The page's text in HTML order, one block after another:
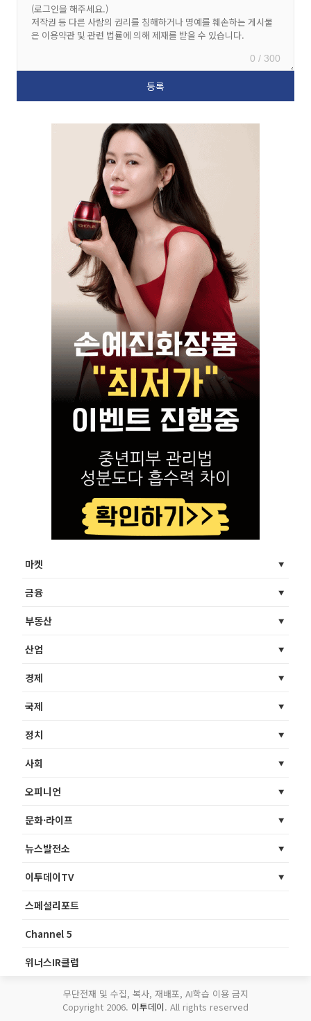
0 / 300
마켓
금융
부동산
산업
경제
국제
정치
사회
오피니언
문화·라이프
뉴스발전소
이투데이TV
스페셜리포트
Channel 5
위너스IR클럽
무단전재 및 수집, 복사, 재배포, AI학습 이용 금지
Copyright 2006. 이투데이. All rights reserved